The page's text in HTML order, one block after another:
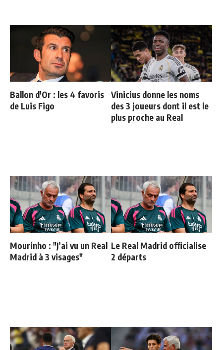
Ballon d'Or : les 4 favoris
de Luis Figo
Vinicius donne les noms
des 3 joueurs dont il est le
plus proche au Real
Mourinho : "J’ai vu un Real
Madrid à 3 visages"
Le Real Madrid officialise
2 départs